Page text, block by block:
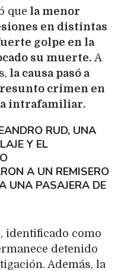
que la menor
en distintas
golpe en la
su muerte. A
la causa pasó a
crimen en
intrafamiliar.
RUD, UNA
Y EL
A UN REMISERO
UNA PASAJERA DE
identificado como
detenido
Además, la